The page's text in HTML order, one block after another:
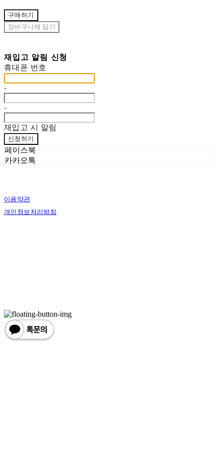
구매하기
장바구니에 담기
재입고 알림 신청
휴대폰 번호
-
-
재입고 시 알림
신청하기
페이스북
카카오톡
이용약관
개인정보처리방침